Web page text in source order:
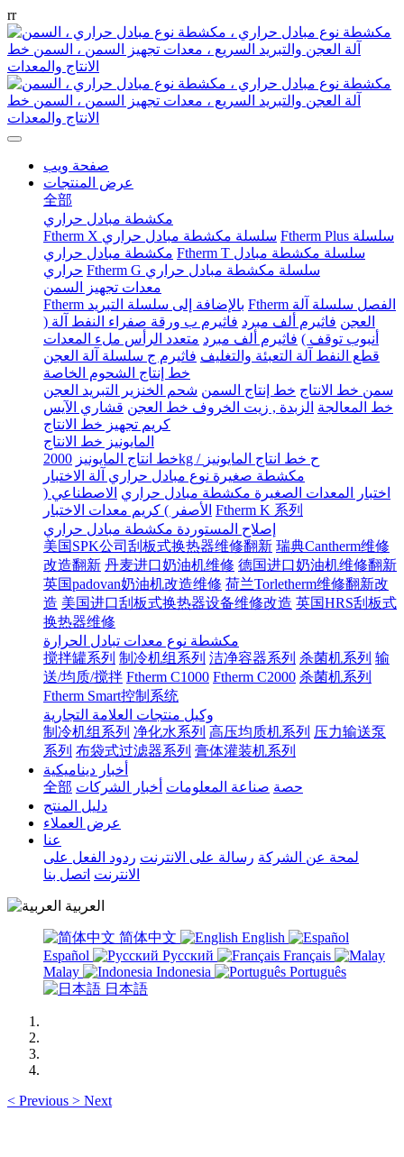
rr
صفحة ويب
عرض المنتجات
全部
مكشطة مبادل حراري
Ftherm X سلسلة مكشطة مبادل حراري Ftherm Plus سلسلة
مكشطة مبادل حراري Ftherm T سلسلة مكشطة مبادل
حراري
Ftherm G سلسلة مكشطة مبادل حراري
معدات تجهيز السمن
Ftherm بالإضافة إلى سلسلة التبريد Ftherm الفصل سلسلة آلة
العجن فاثيرم ألف مبرد فاثيرم ب ورقة صفراء النفط آلة (
أنبوب توقف ) فاثيرم ألف مبرد متعدد الرأس ملء المعدات
قطع النفط آلة التعبئة والتغليف فاثيرم ج سلسلة آلة العجن
خط إنتاج الشحوم الخاصة
سمن خط الانتاج خط إنتاج السمن شحم الخنزير التبريد العجن
خط المعالجة الزبدة , زيت الخروف خط العجن قشاري الآيس
كريم تجهيز خط الانتاج
المايونيز خط الانتاج
خط انتاج المايونيز
2000kg / ح خط انتاج المايونيز
مكشطة صغيرة نوع مبادل حراري آلة الاختبار
اختبار المعدات الصغيرة مكشطة مبادل حراري الاصطناعي (
الأصفر ) كريم معدات الاختبار Ftherm K 系列
إصلاح المستوردة مكشطة مبادل حراري
美国SPK公司刮板式换热器维修翻新 瑞典Cantherm维修
改造翻新 丹麦进口奶油机维修 德国进口奶油机维修翻新
英国padovan奶油机改造维修 荷兰Torletherm维修翻新改
造 美国进口刮板式换热器设备维修改造 英国HRS刮板式
换热器维修
مكشطة نوع معدات تبادل الحرارة
搅拌罐系列 制冷机组系列 洁净容器系列 杀菌机系列 输
送/均质/搅拌 Ftherm C1000 Ftherm C2000 杀菌机系列
Ftherm Smart控制系统
وكيل منتجات العلامة التجارية
制冷机组系列 净化水系列 高压均质机系列 压力输送泵
系列 布袋式过滤器系列 膏体灌装机系列
أخبار ديناميكية
全部
حصة صناعة المعلومات أخبار الشركات
دليل المنتج
عرض العملاء
عنا
لمحة عن الشركة رسالة على الانترنت ردود الفعل على
الانترنت اتصل بنا
العربية
简体中文
English
Español
Русский
Français
Malay
Indonesia
Português
日本語
< Previous > Next